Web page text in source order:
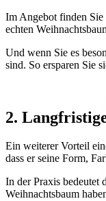
Im Angebot finden Sie
echten
Und wenn Sie es
sind. So ersparen Sie
2.
Ein weiterer Vorteil
dass er seine Form,
In der Praxis bedeutet
Weihnachtsbaum